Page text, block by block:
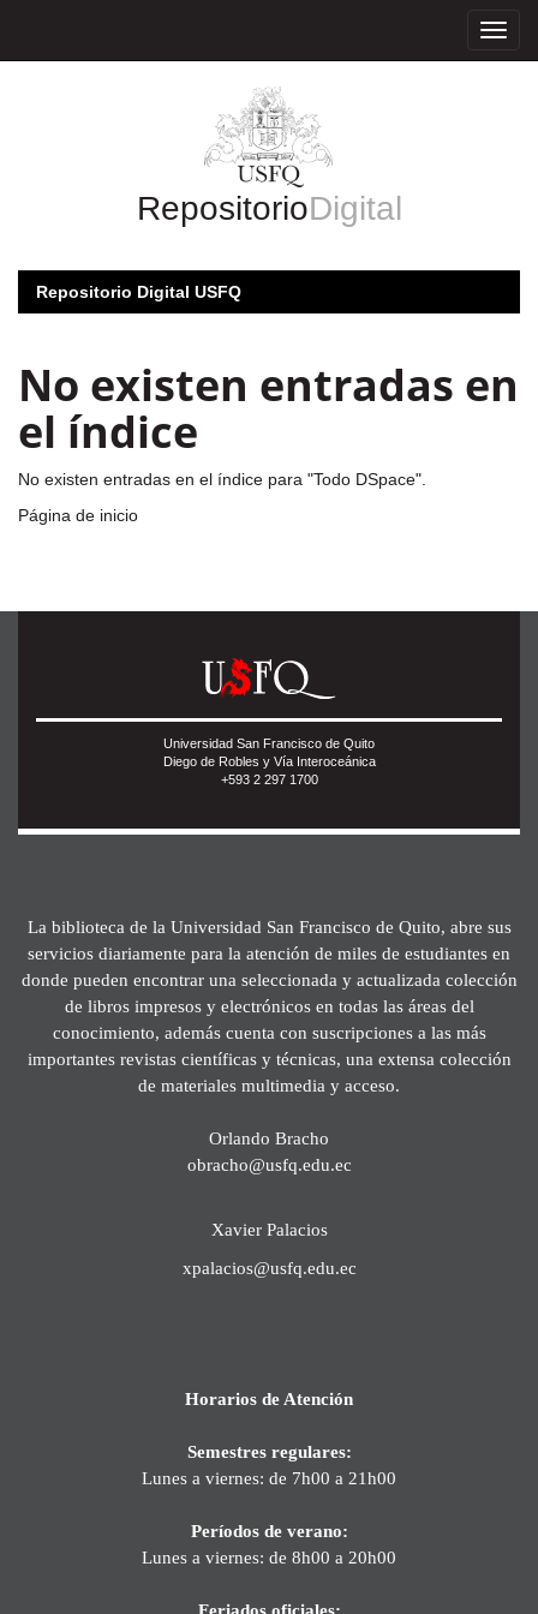
RepositorioDigital
Repositorio Digital USFQ
No existen entradas en
el índice
No existen entradas en el índice para "Todo DSpace".
Página de inicio
Universidad San Francisco de Quito
Diego de Robles y Vía Interoceánica
+593 2 297 1700
La biblioteca de la Universidad San Francisco de Quito, abre sus
servicios diariamente para la atención de miles de estudiantes en
donde pueden encontrar una seleccionada y actualizada colección
de libros impresos y electrónicos en todas las áreas del
conocimiento, además cuenta con suscripciones a las más
importantes revistas científicas y técnicas, una extensa colección
de materiales multimedia y acceso.
Orlando Bracho
obracho@usfq.edu.ec
Xavier Palacios
xpalacios@usfq.edu.ec
Horarios de Atención
Semestres regulares:
Lunes a viernes: de 7h00 a 21h00
Períodos de verano:
Lunes a viernes: de 8h00 a 20h00
Feriados oficiales: